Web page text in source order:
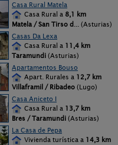
Casa Rural Matela
Casa Rural a 8,1 km
Matela / San Tirso d ... (Asturias)
Casas Da Lexa
Casa Rural a 11,4 km
Taramundi (Asturias)
Apartamentos Bouso
Apart. Rurales a 12,7 km
Villaframil / Ribadeo (Lugo)
Casa Aniceto I
Casa Rural a 13,7 km
Bres / Taramundi (Asturias)
La Casa de Pepa
Vivienda turística a 14,3 km